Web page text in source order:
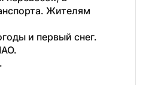
Жителям
и первый снег.
.